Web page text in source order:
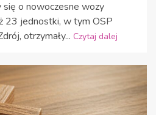
się o nowoczesne wozy
23 jednostki, w tym OSP
otrzymały... Czytaj dalej